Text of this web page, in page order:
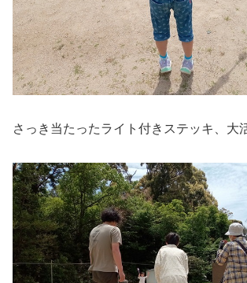
さっき当たったライト付きステッキ、大